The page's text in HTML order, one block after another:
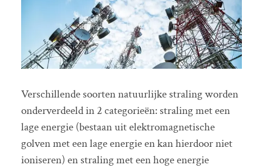
Verschillende soorten natuurlijke straling worden
onderverdeeld in 2 categorieën: straling met een
lage energie (bestaan uit elektromagnetische
golven met een lage energie en kan hierdoor niet
ioniseren) en straling met een hoge energie